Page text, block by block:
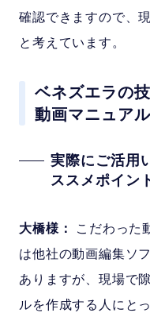
確認できますので、
と考えています。
ベネズエラの
動画マニュアル
実際にご活用
ススメポイン
大橋様：
こだわった
は他社の動画編集ソ
ありますが、現場で
ルを作成する人にと